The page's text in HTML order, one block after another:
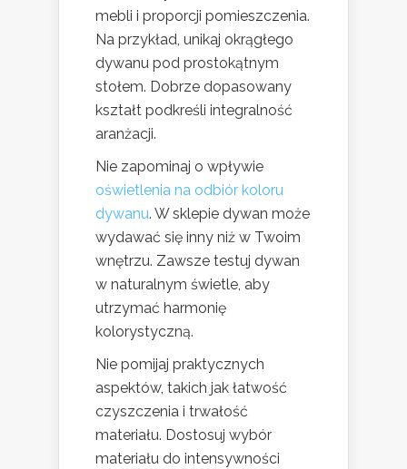
mebli i proporcji pomieszczenia.
Na przykład, unikaj okrągłego
dywanu pod prostokątnym
stołem. Dobrze dopasowany
kształt podkreśli integralność
aranżacji.
Nie zapominaj o wpływie
oświetlenia na odbiór koloru
dywanu. W sklepie dywan może
wydawać się inny niż w Twoim
wnętrzu. Zawsze testuj dywan
w naturalnym świetle, aby
utrzymać harmonię
kolorystyczną.
Nie pomijaj praktycznych
aspektów, takich jak łatwość
czyszczenia i trwałość
materiału. Dostosuj wybór
materiału do intensywności